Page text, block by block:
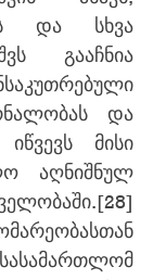
და სხვა
გააჩნია
და
მისი
აღნიშნულ
[28]